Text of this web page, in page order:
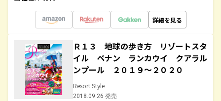
詳細を見る
Ｒ１３ 地球の歩き方 リゾートスタ
イル ペナン ランカウイ クアラル
ンプール ２０１９～２０２０
Resort Style
2018.09.26 発売